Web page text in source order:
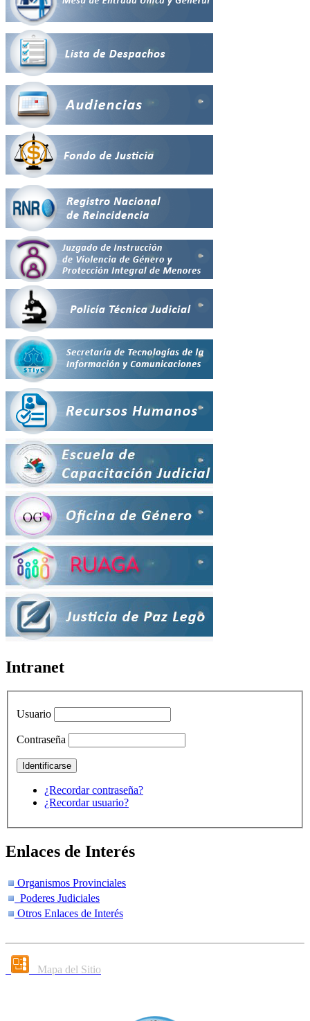
Intranet
Usuario
Contraseña
¿Recordar contraseña?
¿Recordar usuario?
Enlaces de Interés
Organismos Provinciales
Poderes Judiciales
Otros Enlaces de Interés
Mapa del Sitio